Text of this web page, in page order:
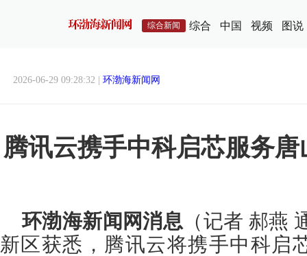
综合新闻 综合 中国 视频 图说
2026-06-29 09:28:32 | 环渤海新闻网
腾讯云携手中科启芯服务
环渤海新闻网消息 （记者 郝燕
新区获悉，腾讯云将携手中科启